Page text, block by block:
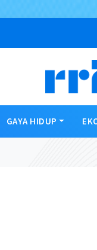
GAYA HIDUP